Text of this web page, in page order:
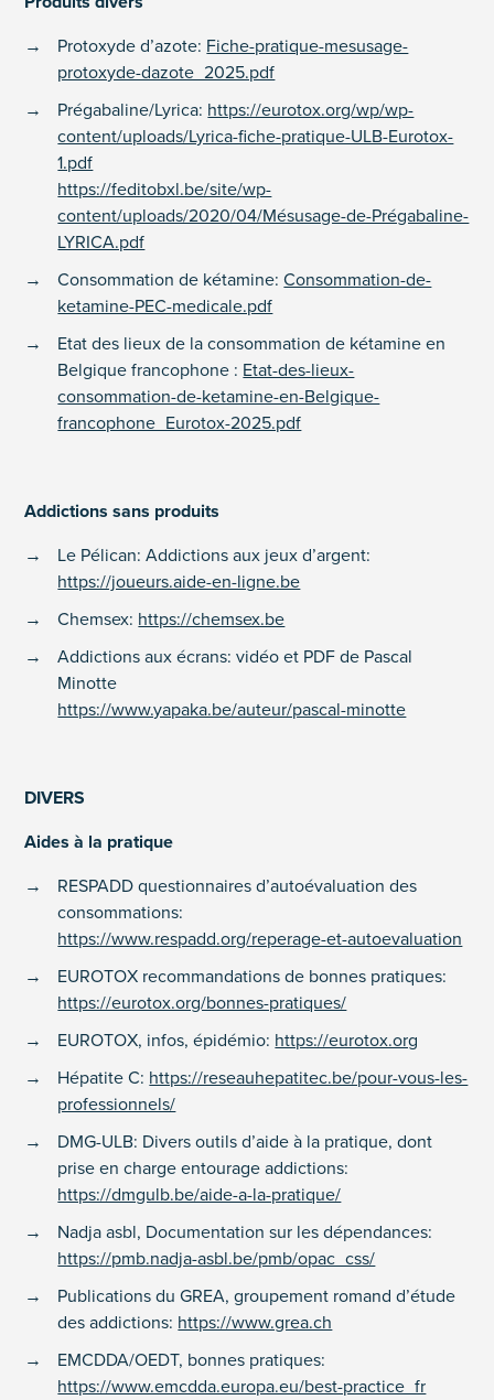
Protoxyde d’azote: Fiche-pratique-mesusage-
protoxyde-dazote_2025.pdf
Prégabaline/Lyrica: https://eurotox.org/wp/wp-
content/uploads/Lyrica-fiche-pratique-ULB-Eurotox-
1.pdf
https://feditobxl.be/site/wp-
content/uploads/2020/04/Mésusage-de-Prégabaline-
LYRICA.pdf
Consommation de kétamine:Consommation-de-
ketamine-PEC-medicale.pdf
Etat des lieux de la consommation de kétamine en
Belgique francophone : Etat-des-lieux-
consommation-de-ketamine-en-Belgique-
francophone_Eurotox-2025.pdf
Addictions sans produits
Le Pélican: Addictions aux jeux d’argent:
https://joueurs.aide-en-ligne.be
Chemsex: https://chemsex.be
Addictions aux écrans: vidéo et PDF de Pascal
Minotte
https://www.yapaka.be/auteur/pascal-minotte
DIVERS
Aides à la pratique
RESPADD questionnaires d’autoévaluation des
consommations:
https://www.respadd.org/reperage-et-autoevaluation
EUROTOX recommandations de bonnes pratiques:
https://eurotox.org/bonnes-pratiques/
EUROTOX, infos, épidémio: https://eurotox.org
Hépatite C: https://reseauhepatitec.be/pour-vous-les-
professionnels/
DMG-ULB: Divers outils d’aide à la pratique, dont
prise en charge entourage addictions:
https://dmgulb.be/aide-a-la-pratique/
Nadja asbl, Documentation sur les dépendances:
https://pmb.nadja-asbl.be/pmb/opac_css/
Publications du GREA, groupement romand d’étude
des addictions: https://www.grea.ch
EMCDDA/OEDT, bonnes pratiques:
https://www.emcdda.europa.eu/best-practice_fr